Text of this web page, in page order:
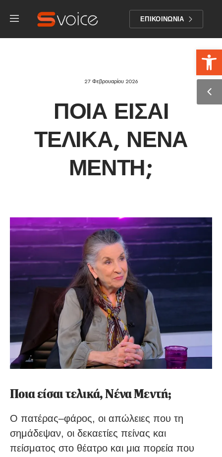
ΕΠΙΚΟΙΝΩΝΙΑ
27 Φεβρουαρίου 2026
ΠΟΙΑ ΕΊΣΑΙ
ΤΕΛΙΚΆ, ΝΈΝΑ
ΜΕΝΤΉ;
Ποια είσαι τελικά, Νένα Μεντή;
Ο πατέρας–φάρος, οι απώλειες που τη
σημάδεψαν, οι δεκαετίες πείνας και
πείσματος στο θέατρο και μια πορεία που